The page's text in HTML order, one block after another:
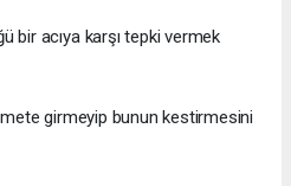
bir acıya karşı tepki vermek
girmeyip bunun kestirmesini